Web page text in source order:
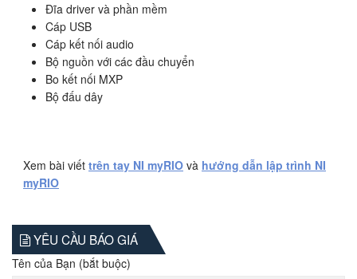
Đĩa driver và phần mềm
Cáp USB
Cáp kết nối audio
Bộ nguồn với các đầu chuyển
Bo kết nối MXP
Bộ đấu dây
Xem bài viết trên tay NI myRIO và hướng dẫn lập trình NI
myRIO
YÊU CẦU BÁO GIÁ
Tên của Bạn (bắt buộc)